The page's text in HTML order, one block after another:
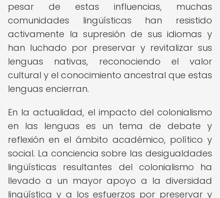
pesar de estas influencias, muchas
comunidades lingüísticas han resistido
activamente la supresión de sus idiomas y
han luchado por preservar y revitalizar sus
lenguas nativas, reconociendo el valor
cultural y el conocimiento ancestral que estas
lenguas encierran.
En la actualidad, el impacto del colonialismo
en las lenguas es un tema de debate y
reflexión en el ámbito académico, político y
social. La conciencia sobre las desigualdades
lingüísticas resultantes del colonialismo ha
llevado a un mayor apoyo a la diversidad
lingüística y a los esfuerzos por preservar y